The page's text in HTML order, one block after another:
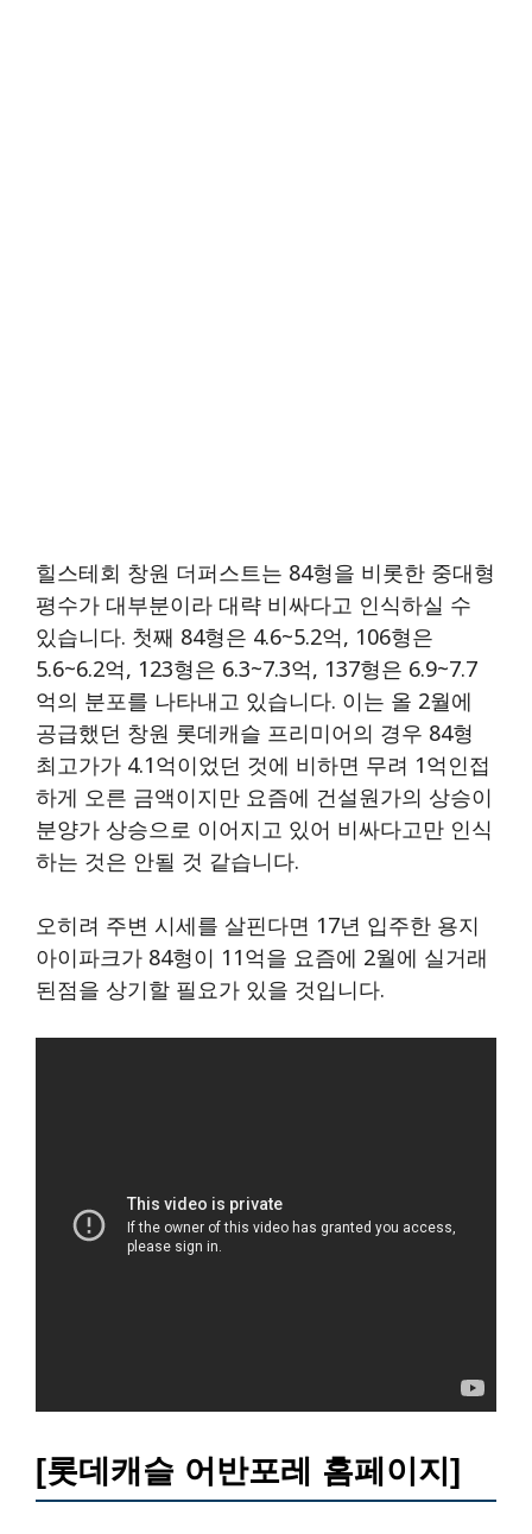
힐스테회 창원 더퍼스트는 84형을 비롯한 중대형
평수가 대부분이라 대략 비싸다고 인식하실 수
있습니다. 첫째 84형은 4.6~5.2억, 106형은
5.6~6.2억, 123형은 6.3~7.3억, 137형은 6.9~7.7
억의 분포를 나타내고 있습니다. 이는 올 2월에
공급했던 창원 롯데캐슬 프리미어의 경우 84형
최고가가 4.1억이었던 것에 비하면 무려 1억인접
하게 오른 금액이지만 요즘에 건설원가의 상승이
분양가 상승으로 이어지고 있어 비싸다고만 인식
하는 것은 안될 것 같습니다.
오히려 주변 시세를 살핀다면 17년 입주한 용지
아이파크가 84형이 11억을 요즘에 2월에 실거래
된점을 상기할 필요가 있을 것입니다.
[롯데캐슬 어반포레 홈페이지]